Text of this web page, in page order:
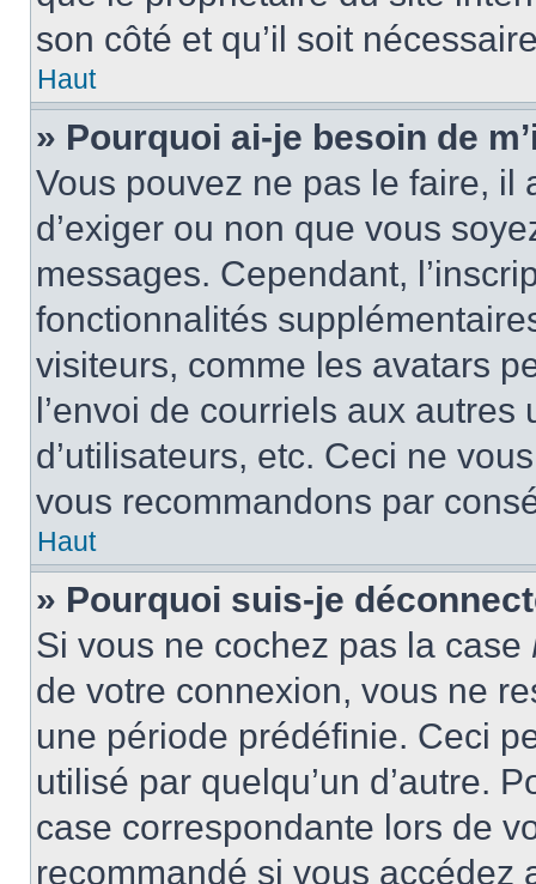
son côté et qu’il soit
Haut
» Pourquoi ai-je besoin de
Vous pouvez ne pas le faire, il
d’exiger ou non que vous
messages. Cependant,
fonctionnalités
visiteurs, comme les avatars
l’envoi de courriels aux
d’utilisateurs, etc. Ceci ne
vous recommandons par
Haut
» Pourquoi suis-je
Si vous ne cochez pas la case
de votre connexion, vous ne
une période prédéfinie. Ceci
utilisé par quelqu’un d’autre.
case correspondante lors de
recommandé si vous accédez